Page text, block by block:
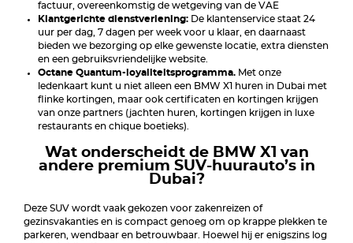
factuur, overeenkomstig de wetgeving van de VAE
Klantgerichte dienstverlening: De klantenservice staat 24
uur per dag, 7 dagen per week voor u klaar, en daarnaast
bieden we bezorging op elke gewenste locatie, extra diensten
en een gebruiksvriendelijke website.
Octane Quantum-loyaliteitsprogramma. Met onze
ledenkaart kunt u niet alleen een BMW X1 huren in Dubai met
flinke kortingen, maar ook certificaten en kortingen krijgen
van onze partners (jachten huren, kortingen krijgen in luxe
restaurants en chique boetieks).
Wat onderscheidt de BMW X1 van
andere premium SUV-huurauto’s in
Dubai?
Deze SUV wordt vaak gekozen voor zakenreizen of
gezinsvakanties en is compact genoeg om op krappe plekken te
parkeren, wendbaar en betrouwbaar. Hoewel hij er enigszins log